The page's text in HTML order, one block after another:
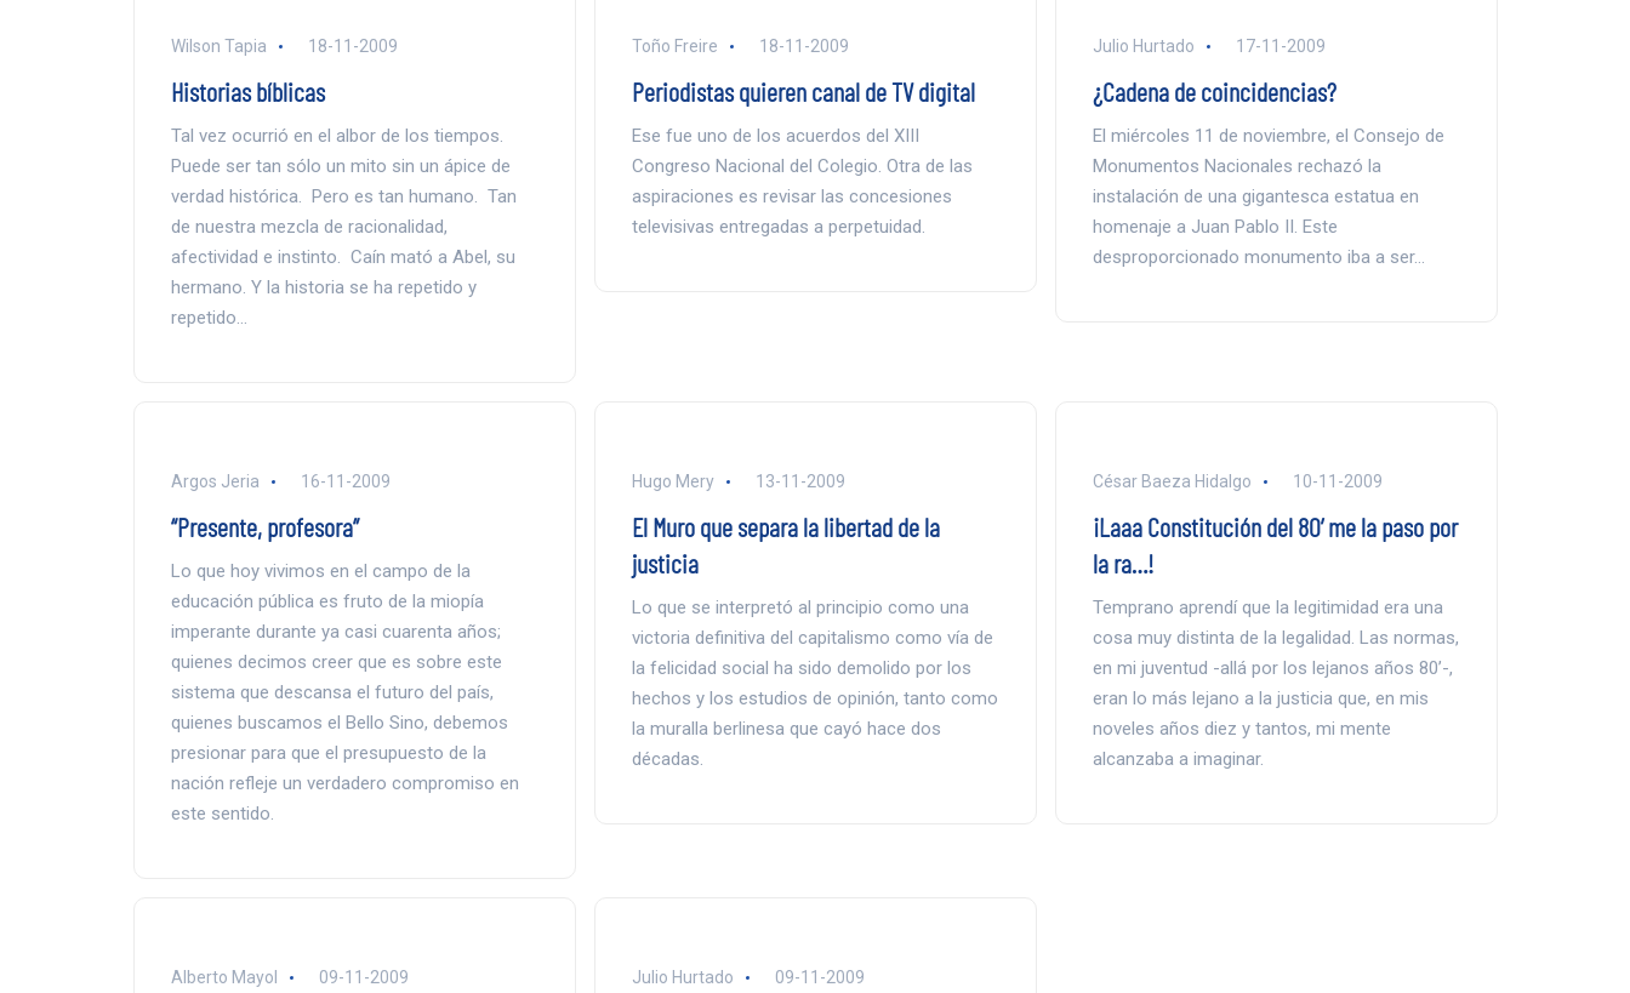
Wilson Tapia 18-11-2009
Historias bíblicas
Tal vez ocurrió en el albor de los tiempos.
Puede ser tan sólo un mito sin un ápice de
verdad histórica. Pero es tan humano. Tan
de nuestra mezcla de racionalidad,
afectividad e instinto. Caín mató a Abel, su
hermano. Y la historia se ha repetido y
repetido…
Toño Freire 18-11-2009
Periodistas quieren canal de TV digital
Ese fue uno de los acuerdos del XIII
Congreso Nacional del Colegio. Otra de las
aspiraciones es revisar las concesiones
televisivas entregadas a perpetuidad.
Julio Hurtado 17-11-2009
¿Cadena de coincidencias?
El miércoles 11 de noviembre, el Consejo de
Monumentos Nacionales rechazó la
instalación de una gigantesca estatua en
homenaje a Juan Pablo II. Este
desproporcionado monumento iba a ser…
Argos Jeria 16-11-2009
“Presente, profesora”
Lo que hoy vivimos en el campo de la
educación pública es fruto de la miopía
imperante durante ya casi cuarenta años;
quienes decimos creer que es sobre este
sistema que descansa el futuro del país,
quienes buscamos el Bello Sino, debemos
presionar para que el presupuesto de la
nación refleje un verdadero compromiso en
este sentido.
Hugo Mery 13-11-2009
El Muro que separa la libertad de la
justicia
Lo que se interpretó al principio como una
victoria definitiva del capitalismo como vía de
la felicidad social ha sido demolido por los
hechos y los estudios de opinión, tanto como
la muralla berlinesa que cayó hace dos
décadas.
César Baeza Hidalgo 10-11-2009
¡Laaa Constitución del 80’ me la paso por
la ra…!
Temprano aprendí que la legitimidad era una
cosa muy distinta de la legalidad. Las normas,
en mi juventud -allá por los lejanos años 80’-,
eran lo más lejano a la justicia que, en mis
noveles años diez y tantos, mi mente
alcanzaba a imaginar.
Alberto Mayol 09-11-2009 Julio Hurtado 09-11-2009